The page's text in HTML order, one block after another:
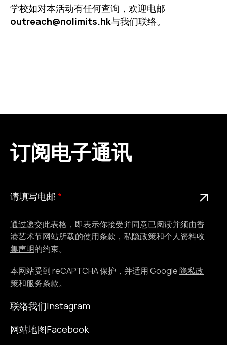
学校如对本活动有任何查询，欢迎电邮
outreach@nolimits.hk与我们联络。
订阅电子通讯
请
填
写
电
邮
此为必填栏位
请填写电邮
通过递交此表格，即表示你接受并同意已阅读并须由香
港艺术节网站所载的使用条款 ， 私隐政策和个人资料收
集声明的约束。
本网站受到 reCAPTCHA 保护，并适用 Google隐私政
策和服务条款。
联络我们
网站地图
Instagram
Facebook